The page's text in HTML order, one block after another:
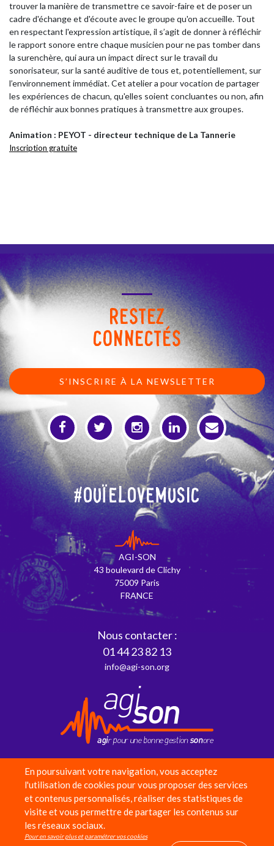
trouver la manière de transmettre ce savoir-faire et de poser un
cadre d'échange et d'écoute avec le groupe qu'on accueille. Tout
en respectant l'expression artistique, il s’agit de donner à réfléchir
le rapport sonore entre chaque musicien pour ne pas tomber dans
la surenchère, qui aura un impact direct sur le travail du
sonorisateur, sur la santé auditive de tous et, potentiellement, sur
l’environnement immédiat. Cet atelier a pour vocation de partager
les expériences de chacun, qu'elles soient concluantes ou non, afin
de réfléchir aux bonnes pratiques à transmettre aux groupes.
Animation : PEYOT - directeur technique de La Tannerie
Inscription gratuite
RESTEZ
CONNECTÉS
S’INSCRIRE À LA NEWSLETTER
#OuïeLoveMusic
AGI-SON
43 boulevard de Clichy
75009 Paris
FRANCE
Nous contacter :
01 44 23 82 13
info@agi-son.org
Partenaires
Adhérer
Faire un don
Équipe
En poursuivant votre navigation, vous acceptez
l'utilisation de cookies pour vous proposer des services
et contenus personnalisés, réaliser des statistiques de
visite et vous permettre de partager les contenus sur
les réseaux sociaux.
Pour en savoir plus et paramétrer vos cookies